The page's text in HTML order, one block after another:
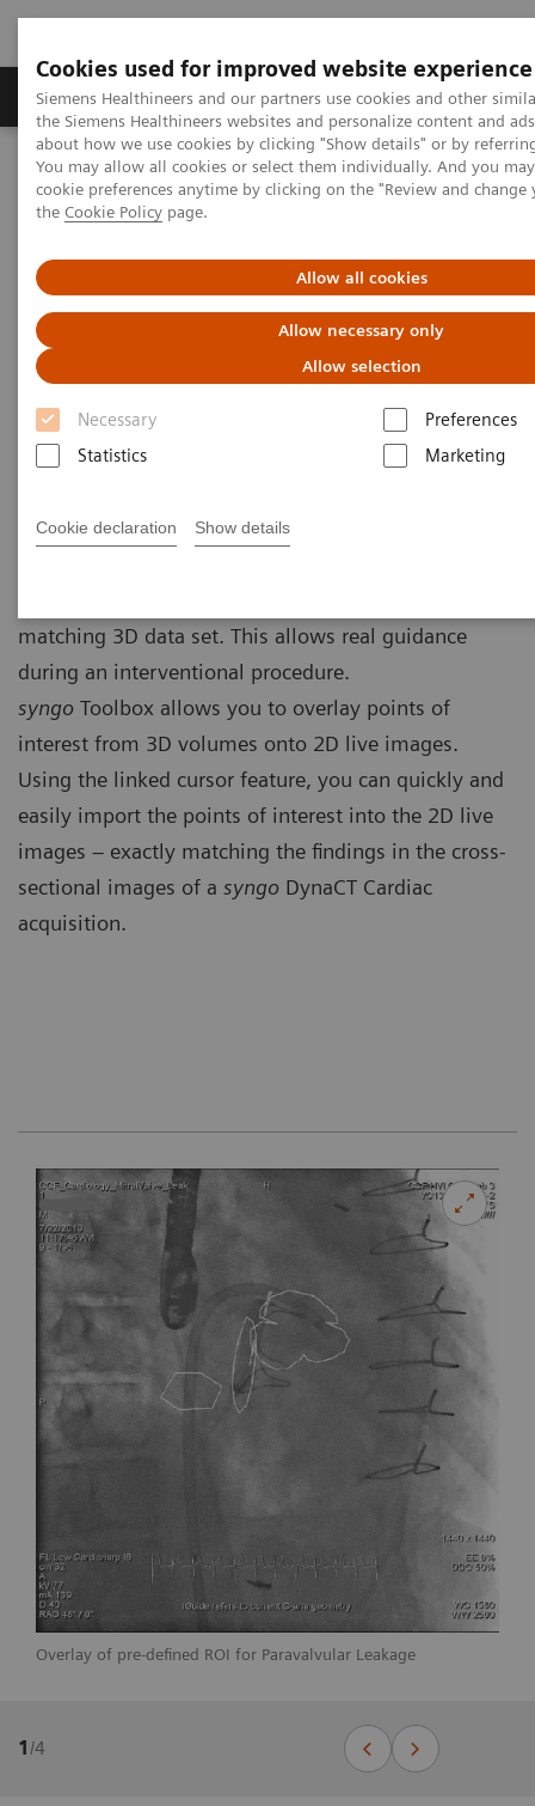
Cookies used for improved website experience
Siemens Healthineers and our partners use cookies and other
the Siemens Healthineers websites and personalize content and
about how we use cookies by clicking "Show details" or by
You may allow all cookies or select them individually. And you
cookie preferences anytime by clicking on the "Review and
the Cookie Policy page.
Allow all cookies
Allow necessary only
Allow selection
Necessary
Preferences
Statistics
Marketing
Cookie declaration Show details
製品＆サービス サポート情報 Insights
ホーム 画像診断・治療装置
血管撮影装置 Angio
オプション＆バージョンアップ
Clinical Software Applications
syngo 3D Roadmap andsyngo
Toolbox
Effective Device Guidance
matching 3D data set. This allows real guidance
during an interventional procedure.
syngo Toolbox allows you to overlay points of
interest from 3D volumes onto 2D live images.
Using the linked cursor feature, you can quickly and
easily import the points of interest into the 2D live
images ‒ exactly matching the findings in the cross-
sectional images of a syngo DynaCT Cardiac
acquisition.
Overlay of pre-defined ROI for Paravalvular Leakage
1/4